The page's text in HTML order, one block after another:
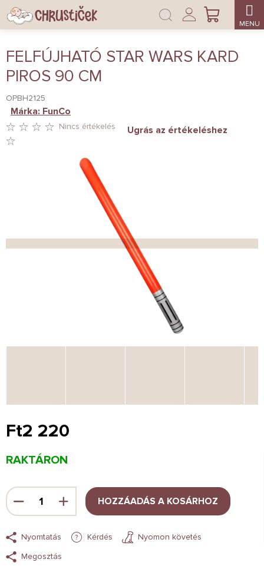
Ugrás
fő
KOSÁR
Bejelentkezés
FELFÚJHATÓ STAR WARS KARD
PIROS 90 CM
OPBH2125
CSILLAG.
Nincs értékelés Ugrás az értékeléshez
Márka: FunCo
Ft2 220
Egységár:
RAKTÁRON
HOZZÁADÁS A KOSÁRHOZ
Nyomtatás Kérdés
Nyomon követés
Megosztás